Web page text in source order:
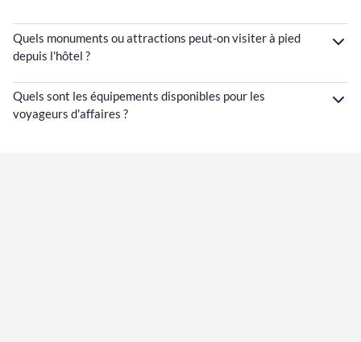
Quels monuments ou attractions peut-on visiter à pied
depuis l'hôtel ?
Quels sont les équipements disponibles pour les
voyageurs d'affaires ?